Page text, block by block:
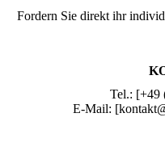
Fordern Sie direkt ihr
Tel.: [+49
E-Mail: